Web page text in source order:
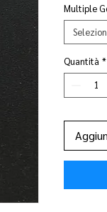
Multiple
Quantità *